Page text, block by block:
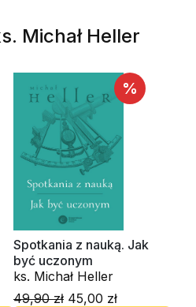
Michał Heller
%
Spotkania z nauką. Jak
być uczonym
ks. Michał Heller
49,90 zł 45,00 zł